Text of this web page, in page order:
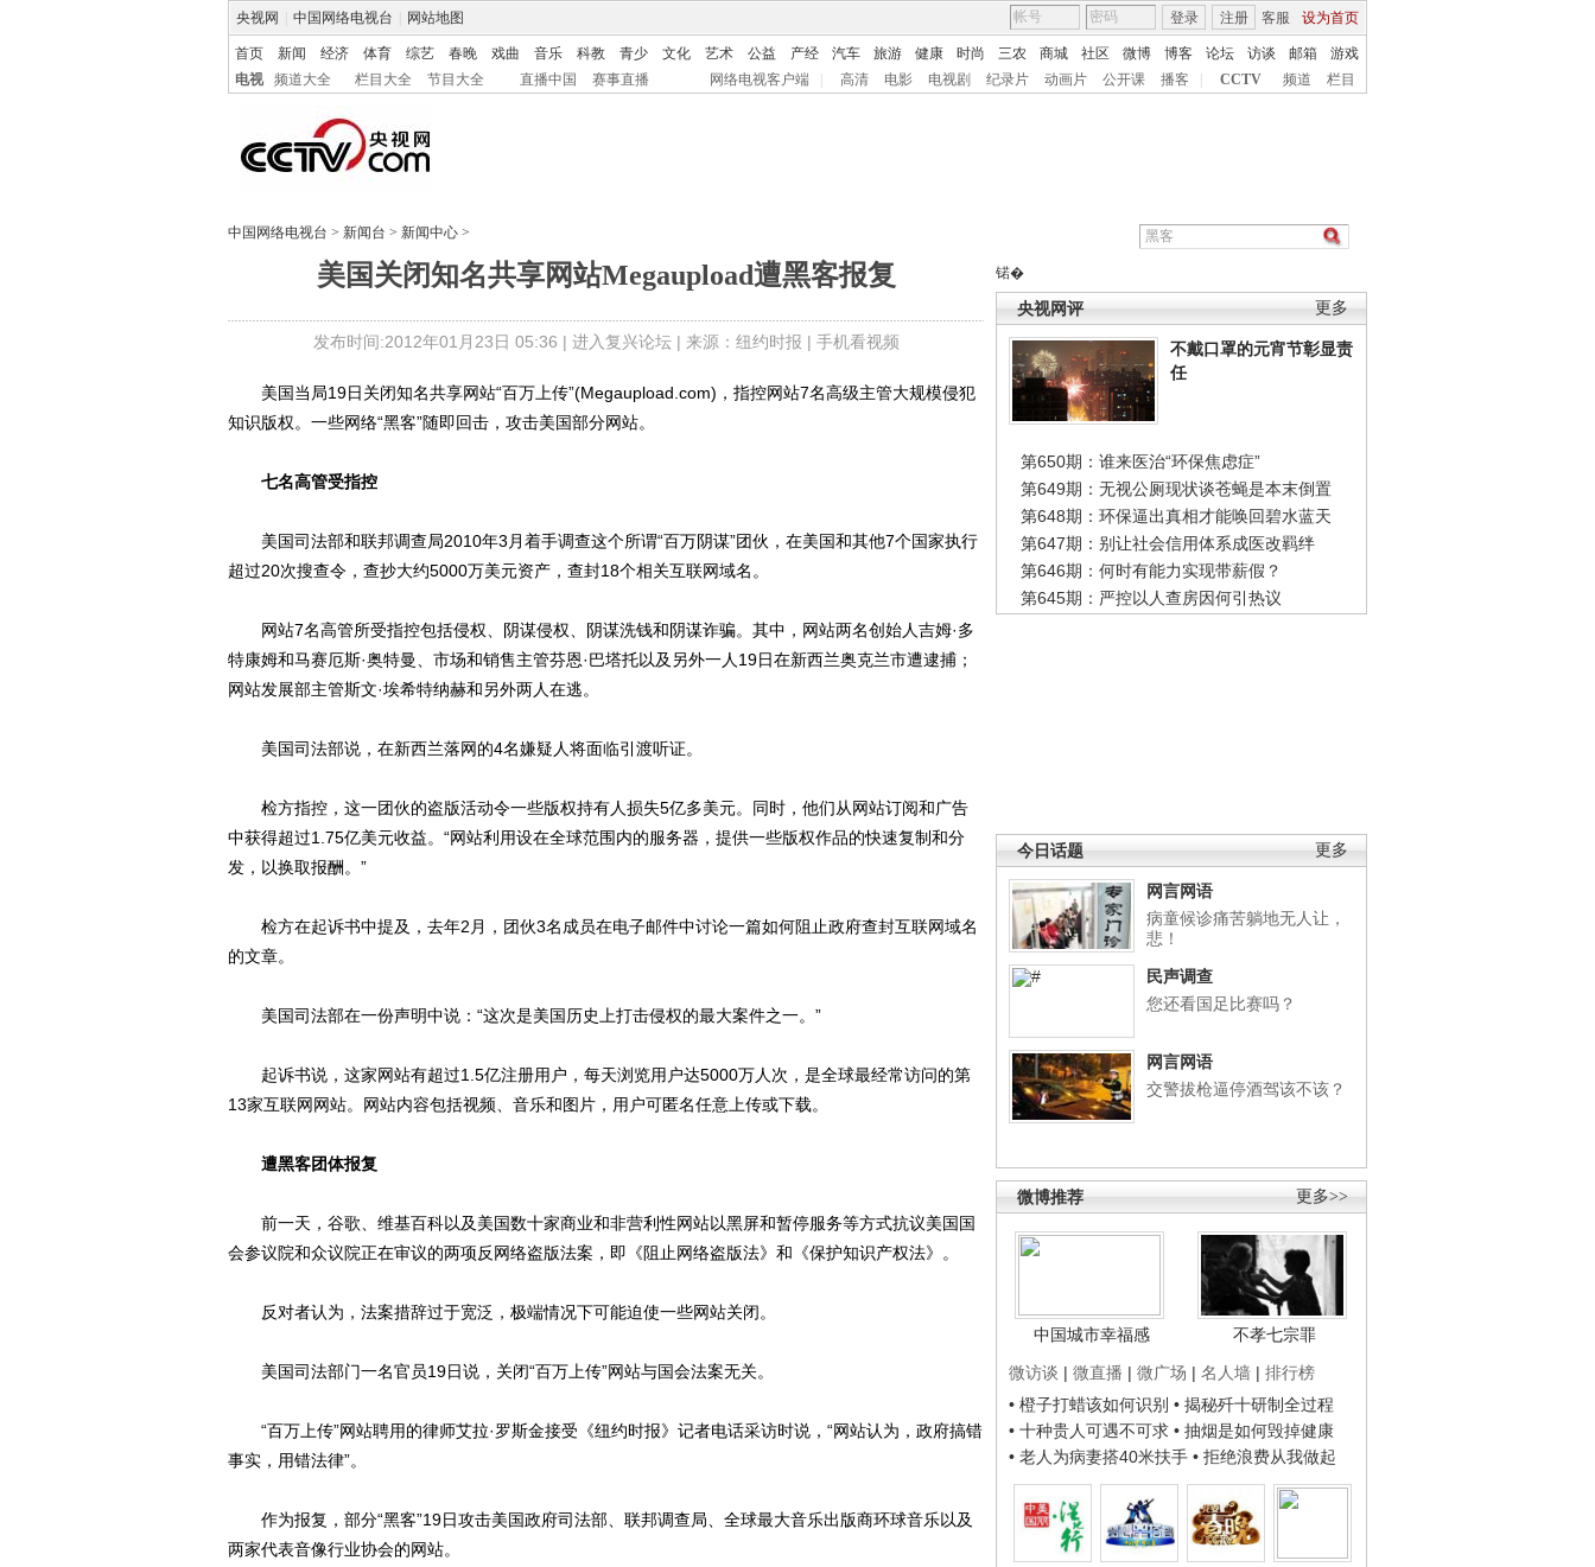
央视网 中国网络电视台 网站地图 客服 设为首页
登录 注册
首页 新闻 经济 体育 综艺 春晚 戏曲 音乐 科教 青少 文化 艺术 公益 产经 汽车 旅游 健康 时尚 三农 商城 社区 微博 博客 论坛 访谈 邮箱
游戏
电视
频道大全 栏目大全 节目大全 直播中国 赛事直播 网络电视客户端 高清 电影 电视剧 纪录片 动画片 公开课 播客 CCTV 频道 栏目
中国网络电视台 > 新闻台 > 新闻中心 >
美国关闭知名共享网站Megaupload遭黑客报复
发布时间:2012年01月23日 05:36 | 进入复兴论坛| 来源：纽约时报 | 手机看视频
锘�
更多
央视网评
不戴口罩的元宵节彰显责
任
第650期：谁来医治“环保焦虑症”
第649期：无视公厕现状谈苍蝇是本末倒置
第648期：环保逼出真相才能唤回碧水蓝天
第647期：别让社会信用体系成医改羁绊
第646期：何时有能力实现带薪假？
第645期：严控以人查房因何引热议
更多
今日话题
网言网语
病童候诊痛苦躺地无人让，
悲！
民声调查
您还看国足比赛吗？
网言网语
交警拔枪逼停酒驾该不该？
更多>>
微博推荐
中国城市幸福感
不孝七宗罪
微访谈 | 微直播 | 微广场 | 名人墙 | 排行榜
• 橙子打蜡该如何识别 • 揭秘歼十研制全过程
• 十种贵人可遇不可求 • 抽烟是如何毁掉健康
• 老人为病妻搭40米扶手 • 拒绝浪费从我做起
美国当局19日关闭知名共享网站“百万上传”(Megaupload.com)，指控网站7名高级主管大规模侵犯
知识版权。一些网络“黑客”随即回击，攻击美国部分网站。
七名高管受指控
美国司法部和联邦调查局2010年3月着手调查这个所谓“百万阴谋”团伙，在美国和其他7个国家执行
超过20次搜查令，查抄大约5000万美元资产，查封18个相关互联网域名。
网站7名高管所受指控包括侵权、阴谋侵权、阴谋洗钱和阴谋诈骗。其中，网站两名创始人吉姆·多
特康姆和马赛厄斯·奥特曼、市场和销售主管芬恩·巴塔托以及另外一人19日在新西兰奥克兰市遭逮捕；
网站发展部主管斯文·埃希特纳赫和另外两人在逃。
美国司法部说，在新西兰落网的4名嫌疑人将面临引渡听证。
检方指控，这一团伙的盗版活动令一些版权持有人损失5亿多美元。同时，他们从网站订阅和广告
中获得超过1.75亿美元收益。“网站利用设在全球范围内的服务器，提供一些版权作品的快速复制和分
发，以换取报酬。”
检方在起诉书中提及，去年2月，团伙3名成员在电子邮件中讨论一篇如何阻止政府查封互联网域名
的文章。
美国司法部在一份声明中说：“这次是美国历史上打击侵权的最大案件之一。”
起诉书说，这家网站有超过1.5亿注册用户，每天浏览用户达5000万人次，是全球最经常访问的第
13家互联网网站。网站内容包括视频、音乐和图片，用户可匿名任意上传或下载。
遭黑客团体报复
前一天，谷歌、维基百科以及美国数十家商业和非营利性网站以黑屏和暂停服务等方式抗议美国国
会参议院和众议院正在审议的两项反网络盗版法案，即《阻止网络盗版法》和《保护知识产权法》。
反对者认为，法案措辞过于宽泛，极端情况下可能迫使一些网站关闭。
美国司法部门一名官员19日说，关闭“百万上传”网站与国会法案无关。
“百万上传”网站聘用的律师艾拉·罗斯金接受《纽约时报》记者电话采访时说，“网站认为，政府搞错
事实，用错法律”。
作为报复，部分“黑客”19日攻击美国政府司法部、联邦调查局、全球最大音乐出版商环球音乐以及
两家代表音像行业协会的网站。